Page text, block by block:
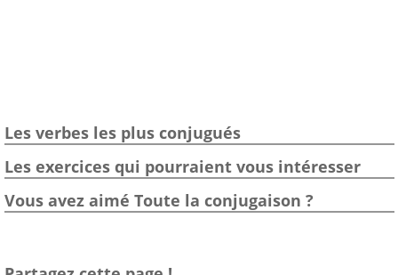
Les verbes les plus conjugués
Les exercices qui pourraient vous intéresser
Vous avez aimé Toute la conjugaison ?